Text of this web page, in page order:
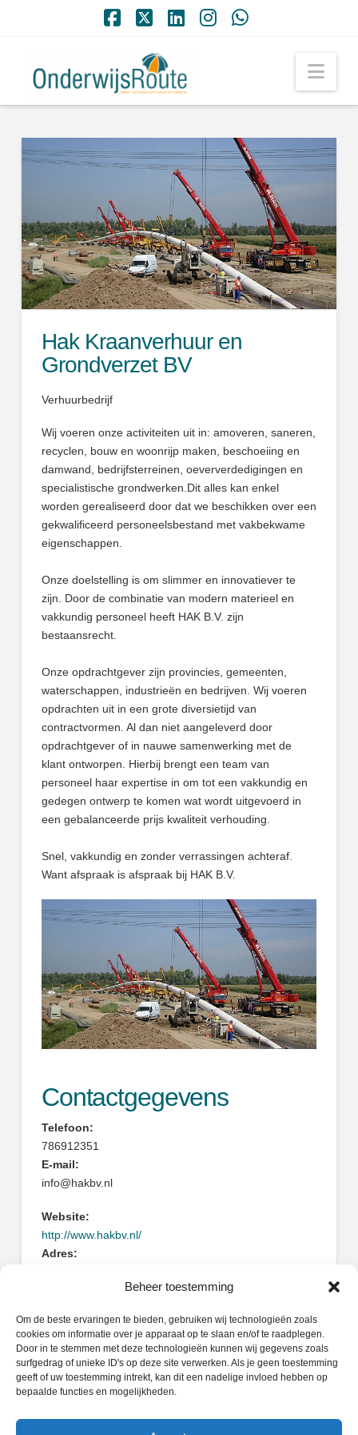
Beheer toestemming
Om de beste ervaringen te bieden, gebruiken wij technologieën zoals
cookies om informatie over je apparaat op te slaan en/of te raadplegen.
Door in te stemmen met deze technologieën kunnen wij gegevens zoals
surfgedrag of unieke ID's op deze site verwerken. Als je geen toestemming
geeft of uw toestemming intrekt, kan dit een nadelige invloed hebben op
bepaalde functies en mogelijkheden.
Hak Kraanverhuur en
Grondverzet BV
Verhuurbedrijf
Wij voeren onze activiteiten uit in: amoveren, saneren,
recyclen, bouw en woonrijp maken, beschoeiing en
damwand, bedrijfsterreinen, oeververdedigingen en
specialistische grondwerken.Dit alles kan enkel
worden gerealiseerd door dat we beschikken over een
gekwalificeerd personeelsbestand met vakbekwame
eigenschappen.
Onze doelstelling is om slimmer en innovatiever te
zijn. Door de combinatie van modern materieel en
vakkundig personeel heeft HAK B.V. zijn
bestaansrecht.
Onze opdrachtgever zijn provincies, gemeenten,
waterschappen, industrieën en bedrijven. Wij voeren
opdrachten uit in een grote diversietijd van
contractvormen. Al dan niet aangeleverd door
opdrachtgever of in nauwe samenwerking met de
klant ontworpen. Hierbij brengt een team van
personeel haar expertise in om tot een vakkundig en
gedegen ontwerp te komen wat wordt uitgevoerd in
een gebalanceerde prijs kwaliteit verhouding.
Snel, vakkundig en zonder verrassingen achteraf.
Want afspraak is afspraak bij HAK B.V.
Contactgegevens
Telefoon:
786912351
E-mail:
info@hakbv.nl
Website:
http://www.hakbv.nl/
Adres:
2952CA Alblasserdam
Zoeken